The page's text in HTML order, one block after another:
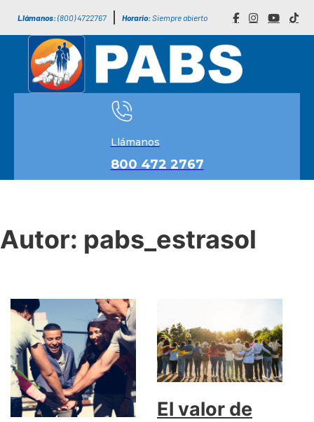
Llámanos:(800) 4722767 Horario:Siempre abierto
Llámanos
800 472 2767
Autor: pabs_estrasol
El valor de